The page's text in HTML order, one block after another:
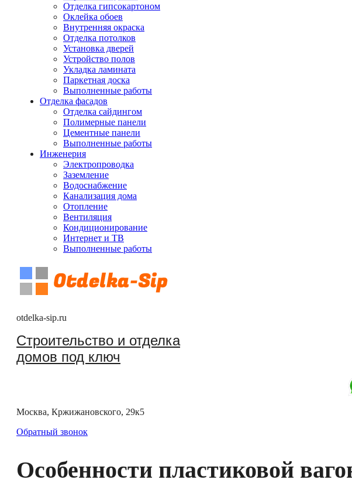
Отделка гипсокартоном
Оклейка обоев
Внутренняя окраска
Отделка потолков
Установка дверей
Устройство полов
Укладка ламината
Паркетная доска
Выполненные работы
Отделка фасадов
Отделка сайдингом
Полимерные панели
Цементные панели
Выполненные работы
Инженерия
Электропроводка
Заземление
Водоснабжение
Канализация дома
Отопление
Вентиляция
Кондиционирование
Интернет и ТВ
Выполненные работы
otdelka-sip.ru
Строительство и отделка
домов под ключ
Москва, Кржижановского, 29к5
Обратный звонок
Особенности пластиковой